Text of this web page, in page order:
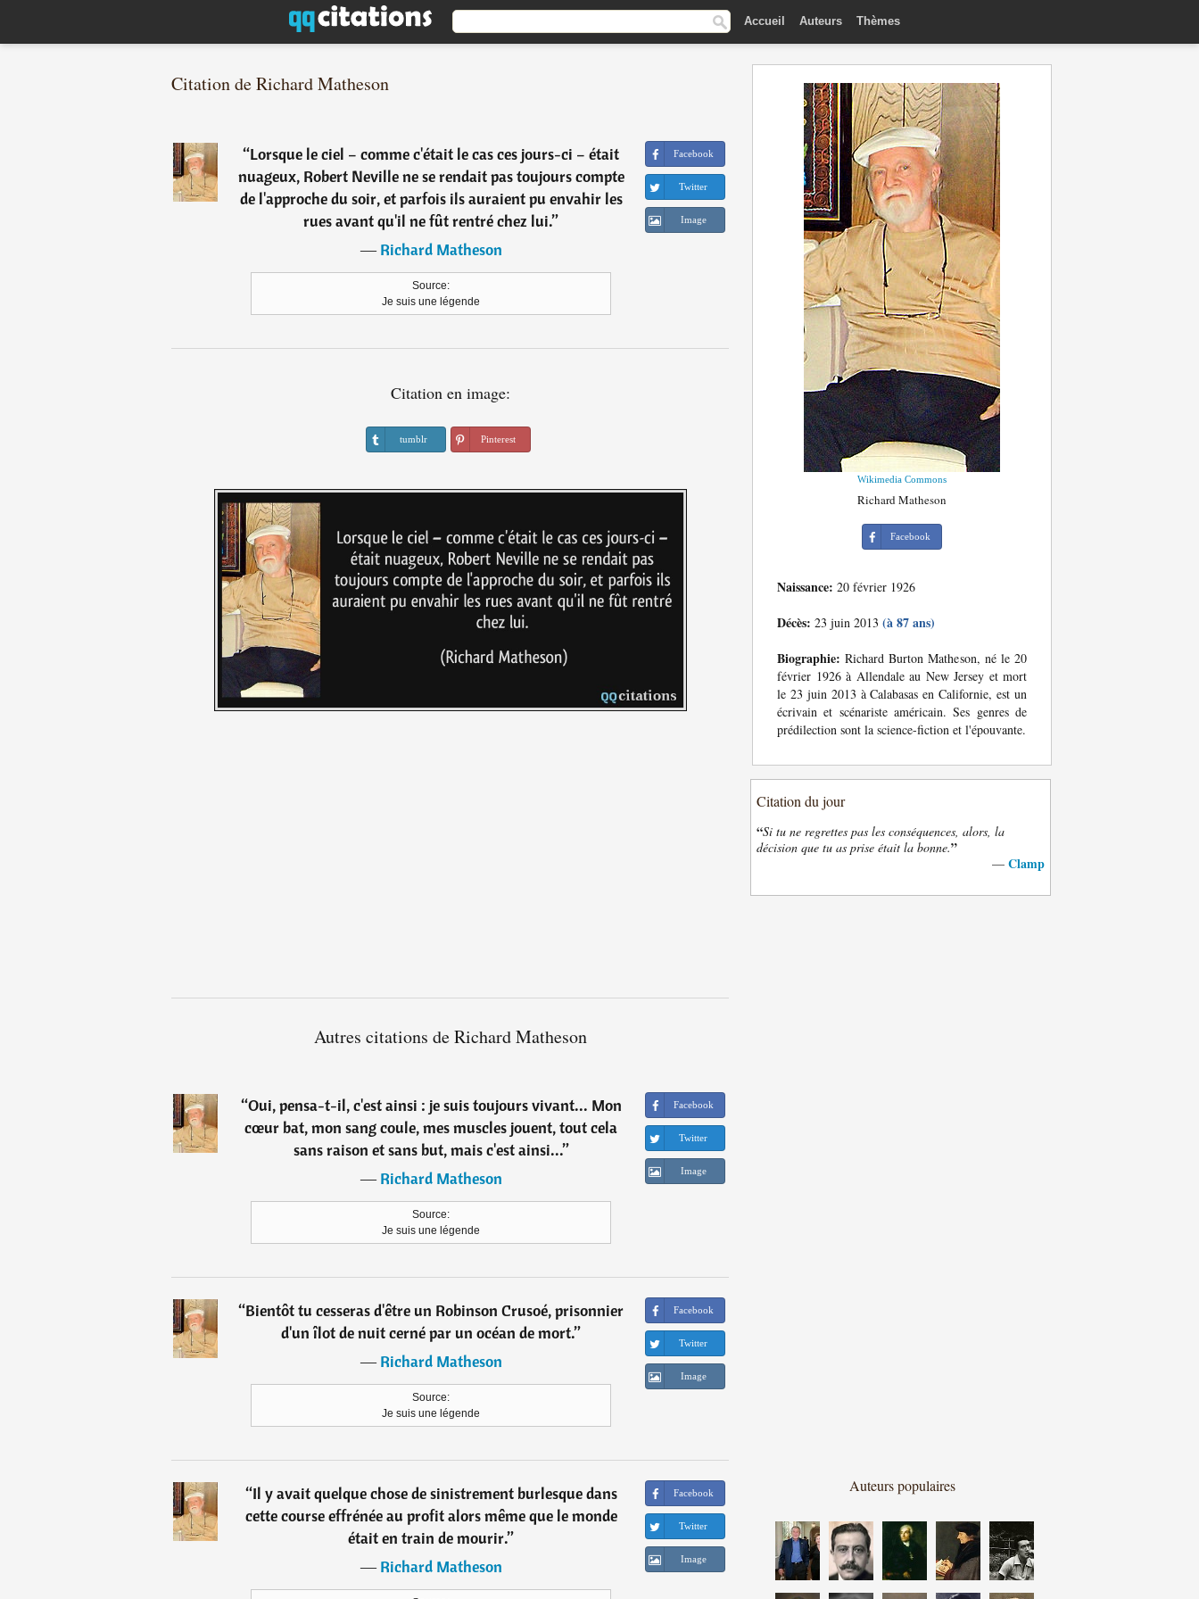
Accueil Auteurs Thèmes
Citation de Richard Matheson
“Lorsque le ciel – comme c'était le cas ces jours-ci – était
nuageux, Robert Neville ne se rendait pas toujours compte
de l'approche du soir, et parfois ils auraient pu envahir les
rues avant qu'il ne fût rentré chez lui.”
―Richard Matheson
Source:
Je suis une légende
Facebook
Twitter
Image
Citation en image:
tumblr Pinterest
Autres citations de Richard Matheson
“Oui, pensa-t-il, c'est ainsi : je suis toujours vivant... Mon
cœur bat, mon sang coule, mes muscles jouent, tout cela
sans raison et sans but, mais c'est ainsi...”
―Richard Matheson
Source:
Je suis une légende
Facebook
Twitter
Image
“Bientôt tu cesseras d'être un Robinson Crusoé, prisonnier
d'un îlot de nuit cerné par un océan de mort.”
―Richard Matheson
Source:
Je suis une légende
Facebook
Twitter
Image
“Il y avait quelque chose de sinistrement burlesque dans
cette course effrénée au profit alors même que le monde
était en train de mourir.”
―Richard Matheson
Facebook
Twitter
Image
Wikimedia Commons
Richard Matheson
Facebook
Naissance: 20 février 1926
Décès: 23 juin 2013 (à 87 ans)
Biographie: Richard Burton Matheson, né le 20
février 1926 à Allendale au New Jersey et mort
le 23 juin 2013 à Calabasas en Californie, est un
écrivain et scénariste américain. Ses genres de
prédilection sont la science-fiction et l'épouvante.
Citation du jour
“Si tu ne regrettes pas les conséquences, alors, la
décision que tu as prise était la bonne.”
— Clamp
Auteurs populaires